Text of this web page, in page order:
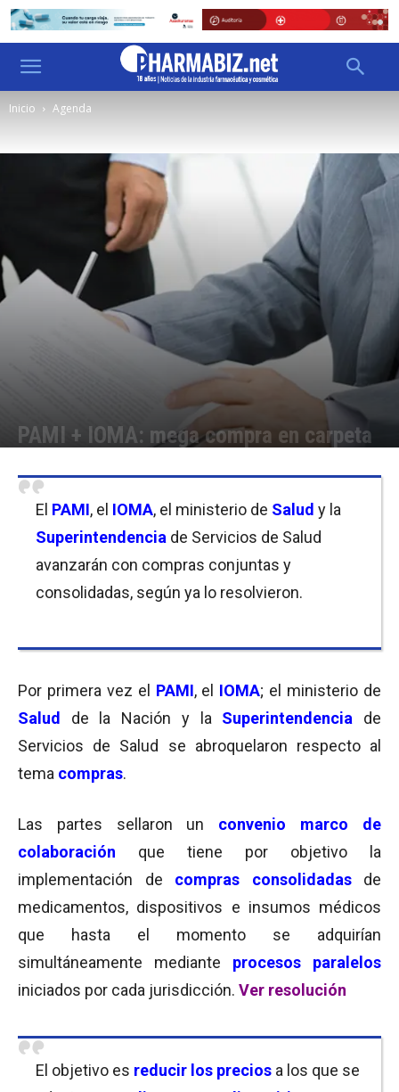
Inicio Agenda
PAMI + IOMA: mega compra en carpeta
El PAMI, el IOMA, el ministerio de Salud y la
Superintendencia de Servicios de Salud
avanzarán con compras conjuntas y
consolidadas, según ya lo resolvieron.
Por primera vez el PAMI, el IOMA; el ministerio de
Salud de la Nación y la Superintendencia
de
Servicios de Salud se abroquelaron respecto al
tema compras.
Las partes sellaron un convenio marco de
colaboración que tiene por objetivo la
implementación de compras consolidadasde
medicamentos, dispositivos e insumos médicos
que hasta el momento se adquirían
simultáneamente mediante procesos paralelos
iniciados por cada jurisdicción. Ver resolución
El objetivo es reducir los precios a los que se